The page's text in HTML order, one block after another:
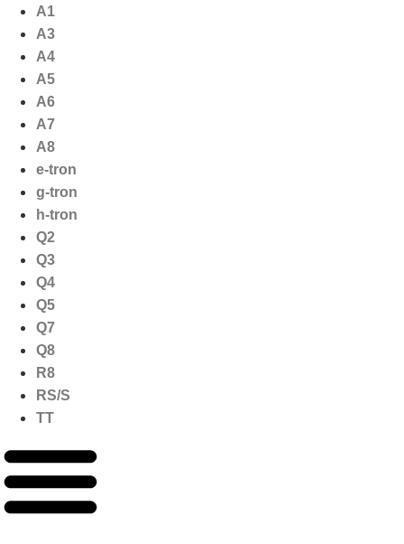
naar
inhoud
A1
A3
A4
A5
A6
A7
A8
e-tron
g-tron
h-tron
Q2
Q3
Q4
Q5
Q7
Q8
R8
RS/S
TT